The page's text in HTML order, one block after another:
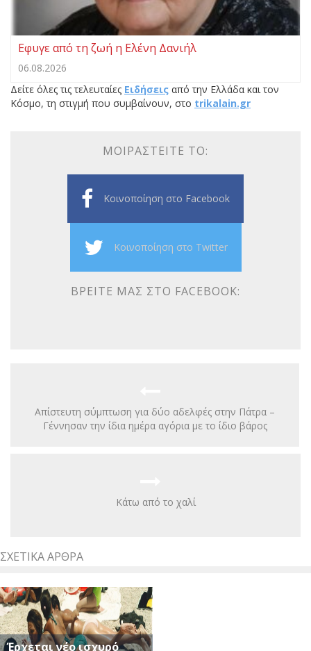
Εφυγε από τη ζωή η Ελένη Δανιήλ
06.08.2026
Δείτε όλες τις τελευταίες Ειδήσεις από την Ελλάδα και τον
Κόσμο, τη στιγμή που συμβαίνουν, στο trikalain.gr
ΜΟΙΡΑΣΤΕΊΤΕ ΤΟ:
Κοινοποίηση στο Facebook
Κοινοποίηση στο Twitter
ΒΡΕΊΤΕ ΜΑΣ ΣΤΟ FACEBOOK:
Απίστευτη σύμπτωση για δύο αδελφές στην Πάτρα –
Γέννησαν την ίδια ημέρα αγόρια με το ίδιο βάρος
Κάτω από το χαλί
ΣΧΕΤΙΚΆ ΆΡΘΡΑ
Έρχεται νέο ισχυρό